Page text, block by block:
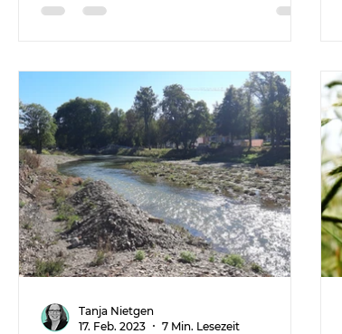
Tanja Nietgen
17. Feb. 2023
7 Min. Lesezeit